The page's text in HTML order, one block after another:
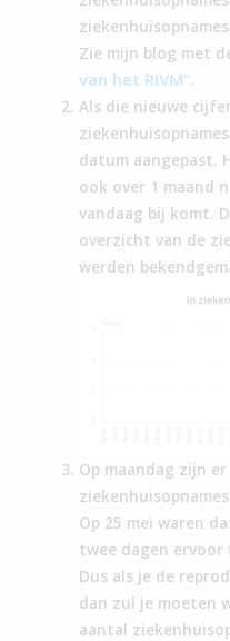
Zie mijn blog met
van het RIVM”.
Als die nieuwe
datum aangepast.
ook over 1 maand
vandaag bij komt.
overzicht van de
werden
Op maandag zijn
Op 25 mei waren
twee dagen ervoor
Dus als je de
dan zul je moeten
aantal